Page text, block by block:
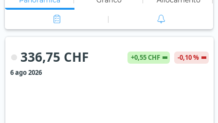
336,75 CHF +0,55 CHF
-0,10 %
6 ago 2026